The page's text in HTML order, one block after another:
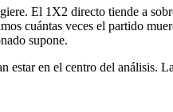
El 1X2 directo tiende a
cuántas veces el partido
supone.
estar en el centro del análisis.